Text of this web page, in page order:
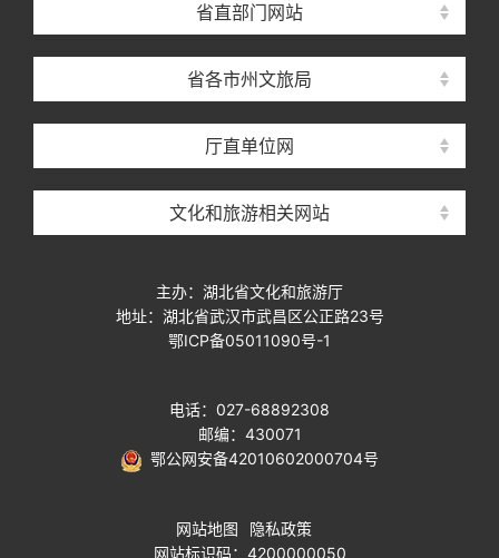
省直部门网站
省各市州文旅局
厅直单位网
文化和旅游相关网站
主办：湖北省文化和旅游厅
地址：湖北省武汉市武昌区公正路23号
鄂ICP备05011090号-1
电话：027-68892308
邮编：430071
鄂公网安备42010602000704号
网站地图
隐私政策
网站标识码：4200000050